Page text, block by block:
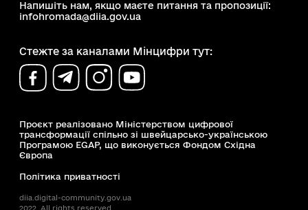
Напишіть нам, якщо маєте питання та пропозиції:
infohromada@diia.gov.ua
Стежте за каналами Мінцифри тут:
Проєкт реалізовано Міністерством цифрової
трансформації спільно зі швейцарсько-українською
Програмою EGAP, що виконується Фондом Східна
Європа
Політика приватності
diia.digital-community.gov.ua
2022. All rights reserved